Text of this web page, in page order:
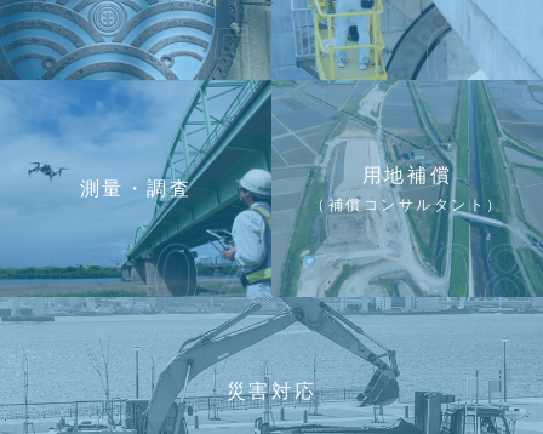
測量・調査
用地補償
（補償コンサルタント）
災害対応